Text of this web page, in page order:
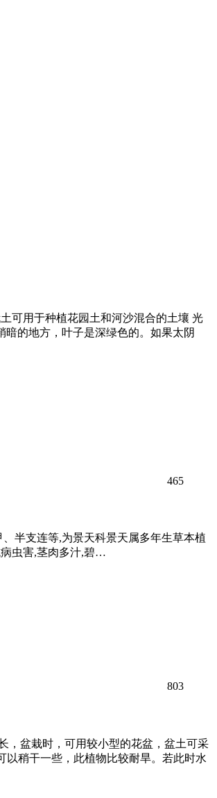
可用于种植花园土和河沙混合的土壤 光
的地方，叶子是深绿色的。如果太阴
465
、半支连等,为景天科景天属多年生草本植
虫害,茎肉多汁,碧…
803
，盆栽时，可用较小型的花盆，盆土可采
以稍干一些，此植物比较耐旱。若此时水